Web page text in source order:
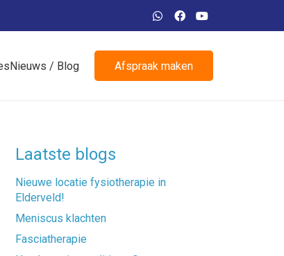
Nieuws / Blog Afspraak maken
Laatste blogs
Nieuwe locatie fysiotherapie in
Elderveld!
Meniscus klachten
Fasciatherapie